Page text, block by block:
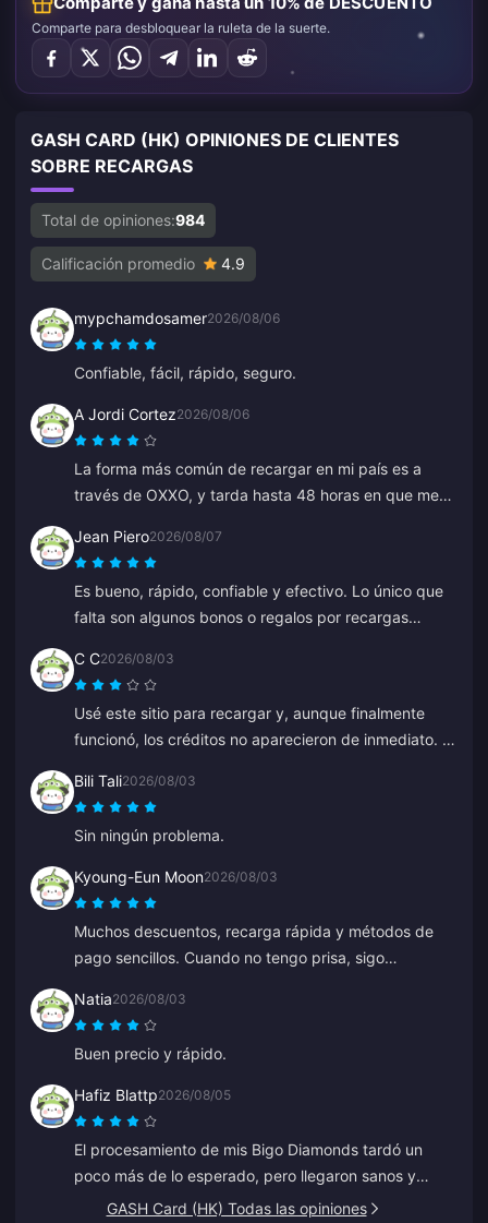
Comparte para desbloquear la ruleta de la suerte.
GASH CARD (HK) OPINIONES DE CLIENTES
SOBRE RECARGAS
Total de opiniones:984
Calificación promedio 4.9
mypchamdosamer2026/08/06
Confiable, fácil, rápido, seguro.
A Jordi Cortez2026/08/06
La forma más común de recargar en mi país es a
través de OXXO, y tarda hasta 48 horas en que me
Jean Piero2026/08/07
Es bueno, rápido, confiable y efectivo. Lo único que
falta son algunos bonos o regalos por recargas
C C2026/08/03
Usé este sitio para recargar y, aunque finalmente
funcionó, los créditos no aparecieron de inmediato. El
minutos en responder, lo que me puso ansioso, pero
finalmente la recarga se realizó. Sería mucho mejor si
el soporte respondiera más rápido.
Bili Tali2026/08/03
Sin ningún problema.
Kyoung-Eun Moon2026/08/03
Muchos descuentos, recarga rápida y métodos de
pago sencillos. Cuando no tengo prisa, sigo
ahorrando. Excelente para recargar diamantes, ya se
lo he recomendado a varios amigos.
Natia2026/08/03
Buen precio y rápido.
Hafiz Blattp2026/08/05
El procesamiento de mis Bigo Diamonds tardó un
poco más de lo esperado, pero llegaron sanos y
salvos. Estoy satisfecho.
GASH Card (HK) Todas las opiniones